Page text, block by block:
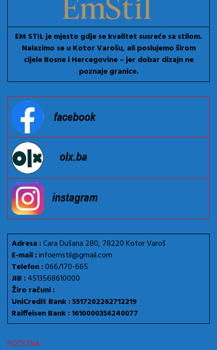
EM STIL je mjesto gdje se kvalitet susreće sa stilom.
Nalazimo se u Kotor Varošu, ali poslujemo širom
cijele Bosne i Hercegovine – jer dobar dizajn ne
poznaje granice.
Adresa :Cara Dušana 280, 78220 Kotor Varoš
E-mail :infoemstil@gmail.com
Telefon :066/170-665
JIB :4513568610000
Žiro računi :
UniCredit Bank : 5517202262712219
Raiffeisen Bank : 1610000356240077
POČETNA